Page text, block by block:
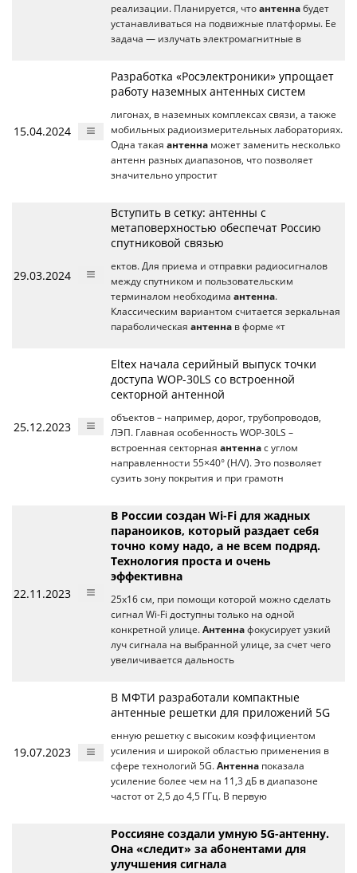
реализации. Планируется, что антенна будет
устанавливаться на подвижные платформы. Ее
задача — излучать электромагнитные в
15.04.2024
Разработка «Росэлектроники» упрощает
работу наземных антенных систем
лигонах, в наземных комплексах связи, а также
мобильных радиоизмерительных лабораториях.
Одна такая антенна может заменить несколько
антенн разных диапазонов, что позволяет
значительно упростит
29.03.2024
Вступить в сетку: антенны с
метаповерхностью обеспечат Россию
спутниковой связью
ектов. Для приема и отправки радиосигналов
между спутником и пользовательским
терминалом необходима антенна.
Классическим вариантом считается зеркальная
параболическая антенна в форме «т
25.12.2023
Eltex начала серийный выпуск точки
доступа WOP-30LS со встроенной
секторной антенной
объектов – например, дорог, трубопроводов,
ЛЭП. Главная особенность WOP-30LS –
встроенная секторная антенна с углом
направленности 55×40° (H/V). Это позволяет
сузить зону покрытия и при грамотн
22.11.2023
В России создан Wi-Fi для жадных
параноиков, который раздает себя
точно кому надо, а не всем подряд.
Технология проста и очень
эффективна
25х16 см, при помощи которой можно сделать
сигнал Wi-Fi доступны только на одной
конкретной улице. Антенна фокусирует узкий
луч сигнала на выбранной улице, за счет чего
увеличивается дальность
19.07.2023
В МФТИ разработали компактные
антенные решетки для приложений 5G
енную решетку с высоким коэффициентом
усиления и широкой областью применения в
сфере технологий 5G. Антенна показала
усиление более чем на 11,3 дБ в диапазоне
частот от 2,5 до 4,5 ГГц. В первую
Россияне создали умную 5G-антенну.
Она «следит» за абонентами для
улучшения сигнала